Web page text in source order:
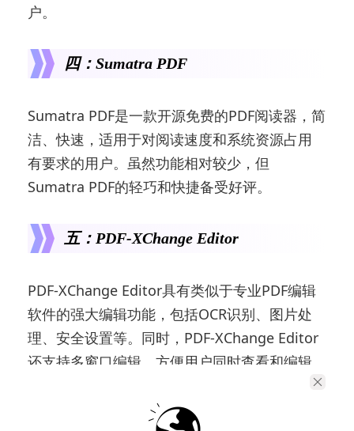
户。
四：Sumatra PDF
Sumatra PDF是一款开源免费的PDF阅读器，简
洁、快速，适用于对阅读速度和系统资源占用
有要求的用户。虽然功能相对较少，但
Sumatra PDF的轻巧和快捷备受好评。
五：PDF-XChange Editor
PDF-XChange Editor具有类似于专业PDF编辑
软件的强大编辑功能，包括OCR识别、图片处
理、安全设置等。同时，PDF-XChange Editor
还支持多窗口编辑，方便用户同时查看和编辑